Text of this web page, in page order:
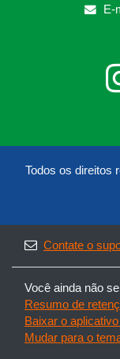
E-
Todos os direitos
Contate o
Você ainda não
Resumo de
Baixar o
Mudar para o